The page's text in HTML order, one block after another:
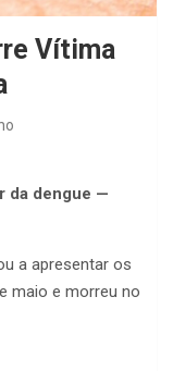
Vítima
da dengue —
a apresentar os
maio e morreu no